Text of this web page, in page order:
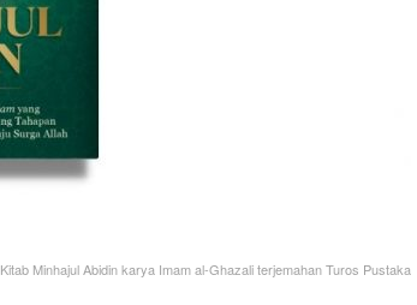
Kitab Minhajul Abidin karya Imam al-Ghazali terjemahan Turos Pustaka